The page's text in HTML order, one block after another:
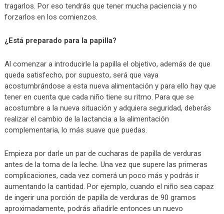
tragarlos. Por eso tendrás que tener mucha paciencia y no
forzarlos en los comienzos.
¿Está preparado para la papilla?
Al comenzar a introducirle la papilla el objetivo, además de que
queda satisfecho, por supuesto, será que vaya
acostumbrándose a esta nueva alimentación y para ello hay que
tener en cuenta que cada niño tiene su ritmo. Para que se
acostumbre a la nueva situación y adquiera seguridad, deberás
realizar el cambio de la lactancia a la alimentación
complementaria, lo más suave que puedas.
Empieza por darle un par de cucharas de papilla de verduras
antes de la toma de la leche. Una vez que supere las primeras
complicaciones, cada vez comerá un poco más y podrás ir
aumentando la cantidad. Por ejemplo, cuando el niño sea capaz
de ingerir una porción de papilla de verduras de 90 gramos
aproximadamente, podrás añadirle entonces un nuevo